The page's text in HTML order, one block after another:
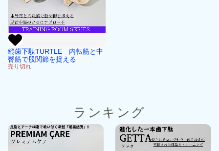
縦歯下駄TURTLE 内転筋と中
臀筋で股関節を捉える
売り切れ
ランキング